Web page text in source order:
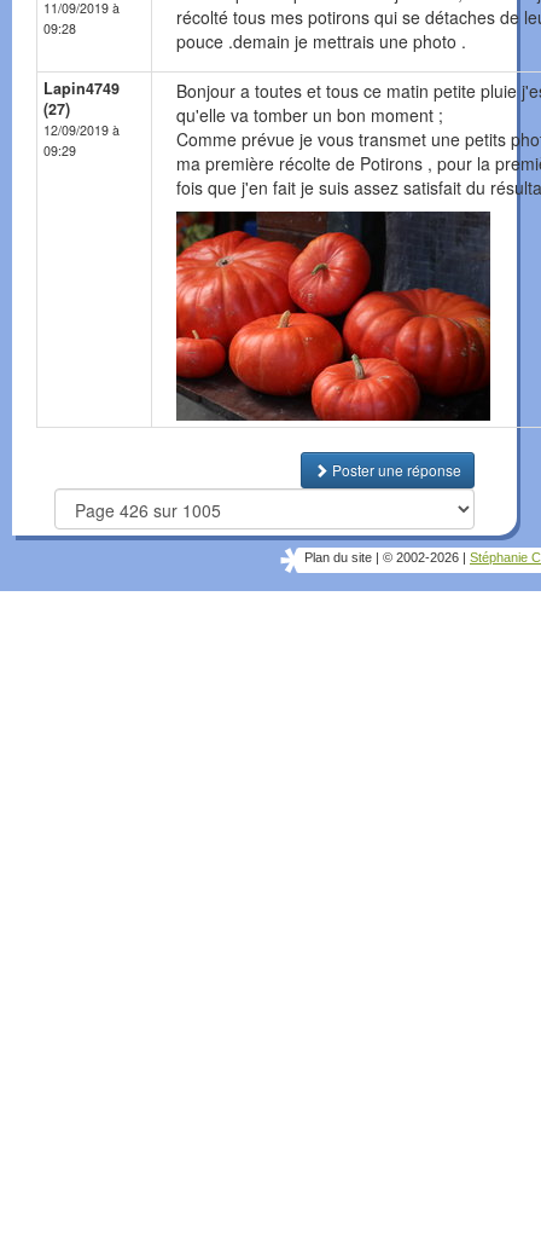
11/09/2019 à
09:28
récolté tous mes potirons qui se détaches de
pouce .demain je mettrais une photo .
Lapin4749
(27)
12/09/2019 à
09:29
Bonjour a toutes et tous ce matin petite pluie
qu'elle va tomber un bon moment ;
Comme prévue je vous transmet une petits
ma première récolte de Potirons , pour la
fois que j'en fait je suis assez satisfait du
Poster une réponse
Plan du site © 2002-2026 Stéphanie C